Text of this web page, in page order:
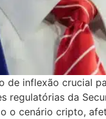
de inflexão crucial
regulatórias da
o cenário cripto,